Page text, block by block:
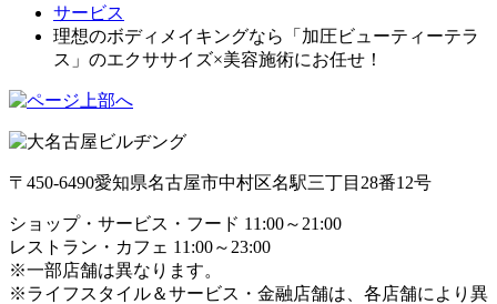
サービス
理想のボディメイキングなら「加圧ビューティーテラ
ス」のエクササイズ×美容施術にお任せ！
〒450-6490愛知県名古屋市中村区名駅三丁目28番12号
ショップ・サービス・フード 11:00～21:00
レストラン・カフェ 11:00～23:00
※一部店舗は異なります。
※ライフスタイル＆サービス・金融店舗は、各店舗により異